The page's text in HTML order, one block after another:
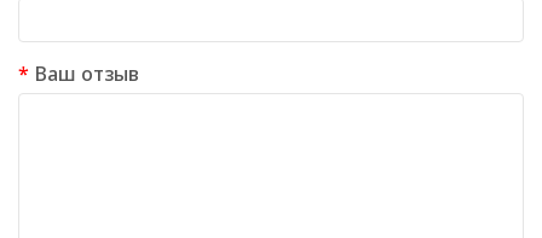
Ваш отзыв